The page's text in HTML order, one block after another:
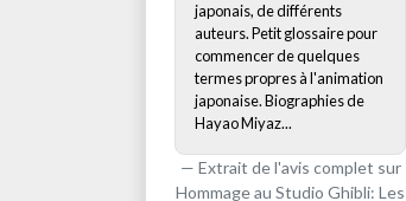
japonais, de différents
auteurs. Petit glossaire pour
commencer de quelques
termes propres à l'animation
japonaise. Biographies de
Hayao Miyaz...
Extrait de l'avis complet sur
Hommage au Studio Ghibli: Les